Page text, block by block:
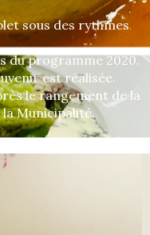
sous des rythmes
du programme 2020.
est réalisée.
le rangement de la
Municipalité.